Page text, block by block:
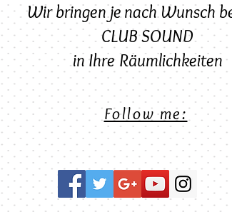
Wir bringen je nach Wunsch
CLUB SOUND
in Ihre Räumlichkeiten
Follow me: